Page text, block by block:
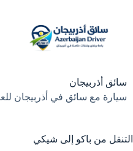
المحتوى
سائق أذربيجان
سيارة مع سائق في أذربيجان
التنقل من باكو إلى شيكي